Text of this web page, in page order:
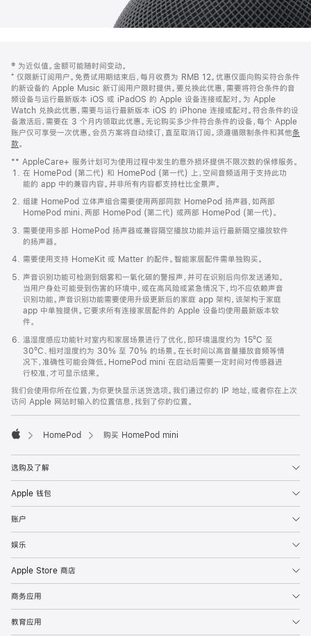
页
页
脚
注
‡ 为近似值。金额可能随时间变动。
⁺ 仅限新订阅用户。免费试用期结束后，每月收费为 RMB 12。优惠仅面向购买符合条件
的新设备的 Apple Music 新订阅用户限时提供。要兑换此优惠，需要将符合条件的音
频设备与运行最新版本 iOS 或 iPadOS 的 Apple 设备连接或配对。为 Apple
Watch 兑换此优惠，需要与运行最新版本 iOS 的 iPhone 连接或配对。符合条件的设
备激活后，需要在 3 个月内领取此优惠。无论购买多少件符合条件的设备，每个 Apple
账户仅可享受一次优惠。会员方案将自动续订，直至取消订阅。须遵循限制条件和其他条
款。
窗
口
中
打
开)
** AppleCare+ 服务计划可为使用过程中发生的意外损坏提供不限次数的保修服务。
在 HomePod (第二代) 和 HomePod (第一代) 上，空间音频适用于支持此功
能的 app 中的兼容内容。并非所有内容都支持杜比全景声。
组建 HomePod 立体声组合需要使用两部同款 HomePod 扬声器，如两部
HomePod mini、两部 HomePod (第二代) 或两部 HomePod (第一代)。
需要使用多部 HomePod 扬声器或兼容隔空播放功能并运行最新隔空播放软件
的扬声器。
需要使用支持 HomeKit 或 Matter 的配件。智能家居配件需单独购买。
声音识别功能可检测到烟雾和一氧化碳的警报声，并可在识别后向你发送通知。
当用户身处可能受到伤害的环境中，或在高风险或紧急情况下，均不应依赖声音
识别功能。声音识别功能需要使用升级更新后的家庭 app 架构，该架构于家庭
app 中单独提供。它要求所有连接家居配件的 Apple 设备均使用最新版本软
件。
温湿度感应功能针对室内和家居场景进行了优化，即环境温度约为 15ºC 至
30ºC、相对湿度约为 30% 至 70% 的场景。在长时间以高音量播放音频等情
况下，准确性可能会降低。HomePod mini 在启动后需要一定时间对传感器进
行校准，才可显示结果。
我们会使用你所在位置，为你更快显示送货选项。我们通过你的 IP 地址，或者你在上次
访问 Apple 网站时输入的位置信息，找到了你的位置。
HomePod 购买 HomePod mini
选购及了解
Apple 钱包
账户
娱乐
Apple Store 商店
商务应用
教育应用